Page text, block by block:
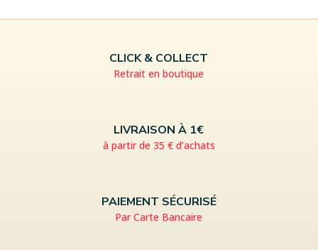
CLICK & COLLECT
Retrait en boutique
LIVRAISON À 1€
à partir de 35 € d’achats
PAIEMENT SÉCURISÉ
Par Carte Bancaire